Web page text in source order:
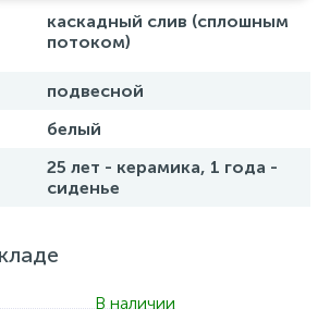
каскадный слив (сплошным
потоком)
подвесной
белый
25 лет - керамика, 1 года -
сиденье
В наличии